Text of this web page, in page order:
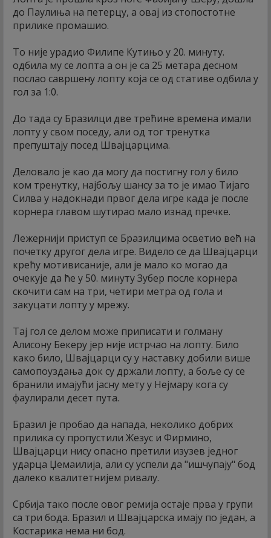
до Паулиња на петерцу, а овај из стопостотне
прилике промашио.
То није урадио Филипе Кутињо у 20. минуту.
одбила му се лопта а он је са 25 метара десном
послао савршену лопту која се од стативе одбила у
гол за 1:0.
До тада су Бразилци две трећине времена имали
лопту у свом поседу, али од тог тренутка
препуштају посед Швајцарцима.
Деловало је као да могу да постигну гол у било
ком тренутку, најбољу шансу за то је имао Тијаго
Силва у надокнади првог дела игре када је после
корнера главом шутирао мало изнад пречке.
Лежернији приступ се Бразилцима осветио већ на
почетку другог дела игре. Видело се да Швајцарци
крећу мотивисаније, али је мало ко могао да
очекује да ће у 50. минуту Зубер после корнера
скочити сам на три, четири метра од гола и
закуцати лопту у мрежу.
Тај гол се делом може приписати и голману
Алисону Бекеру јер није истрчао на лопту. Било
како било, Швајцарци су у наставку добили више
самопоуздања док су држали лопту, а боље су се
бранили имајући јасну мету у Нејмару кога су
фаулирали десет пута.
Бразил је пробао да напада, неколико добрих
прилика су пропустили Жезус и Фирмино,
Швајцарци нису опасно претили изузев једног
ударца Џемаилија, али су успели да "ишчупају" бод
далеко квалитетнијем ривалу.
Србија тако после овог ремија остаје прва у групи
са три бода. Бразил и Швајцарска имају по један, а
Костарика нема ни бод.